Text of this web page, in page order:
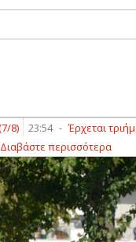
23:54 - Έρχεται τριήμερο
Διαβάστε περισσότερα